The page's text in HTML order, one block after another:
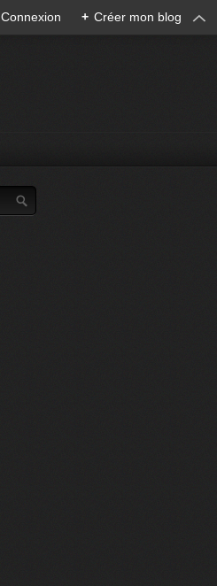
Connexion + Créer mon blog